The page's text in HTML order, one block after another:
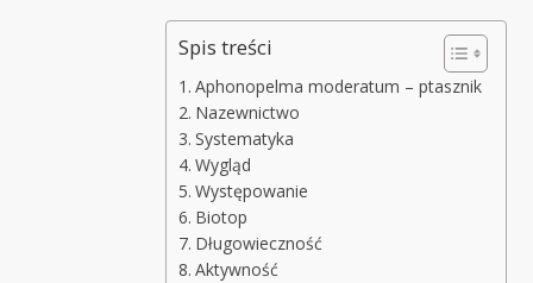
Spis treści
Aphonopelma moderatum – ptasznik
Nazewnictwo
Systematyka
Wygląd
Występowanie
Biotop
Długowieczność
Aktywność